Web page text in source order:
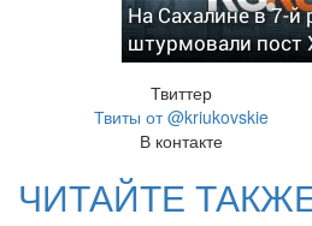
На Сахалине в 7-й
штурмовали пост
Твиттер
Твиты от @kriukovskie
В контакте
ЧИТАЙТЕ